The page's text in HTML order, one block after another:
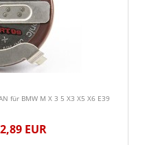
für BMW M X 3 5 X3 X5 X6 E39
EUR